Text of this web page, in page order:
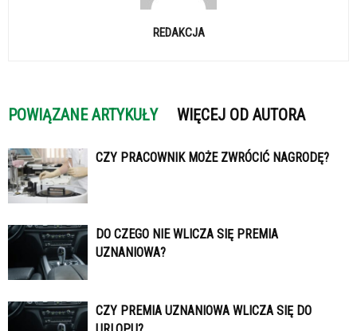
REDAKCJA
POWIĄZANE ARTYKUŁY WIĘCEJ OD AUTORA
CZY PRACOWNIK MOŻE ZWRÓCIĆ NAGRODĘ?
DO CZEGO NIE WLICZA SIĘ PREMIA
UZNANIOWA?
CZY PREMIA UZNANIOWA WLICZA SIĘ DO